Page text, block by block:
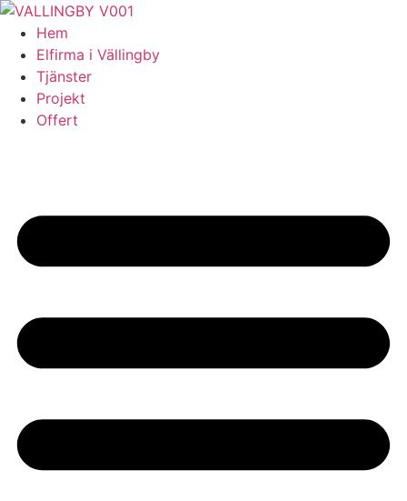
Skip
content
Hem
Elfirma i Vällingby
Tjänster
Projekt
Offert